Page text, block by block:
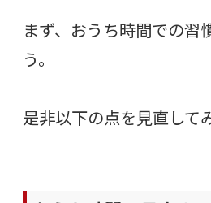
まず、おうち時間での習
う。
是非以下の点を見直して